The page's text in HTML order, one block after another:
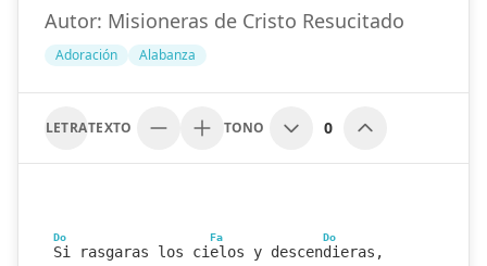
Autor: Misioneras de Cristo Resucitado
Adoración Alabanza
LETRATEXTO TONO 0
Do Fa Do
Si rasgaras los cielos y descendieras,